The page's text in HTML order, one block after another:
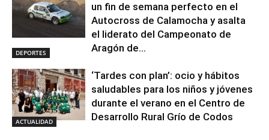
DEPORTES
un fin de semana perfecto en el
Autocross de Calamocha y asalta
el liderato del Campeonato de
Aragón de...
ACTUALIDAD
‘Tardes con plan’: ocio y hábitos
saludables para los niños y jóvenes
durante el verano en el Centro de
Desarrollo Rural Grío de Codos